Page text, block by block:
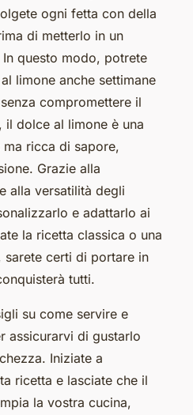
ogni fetta con della
di metterlo in un
questo modo, potrete
limone anche settimane
compromettere il
il dolce al limone è una
ricca di sapore,
Grazie alla
alla versatilità degli
e adattarlo ai
la ricetta classica o una
certi di portare in
tutti.
su come servire e
assicurarvi di gustarlo
Iniziate a
ricetta e lasciate che il
la vostra cucina,